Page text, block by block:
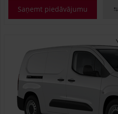
Saņemt piedāvājumu